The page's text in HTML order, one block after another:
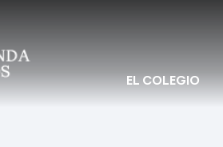
EL COLEGIO